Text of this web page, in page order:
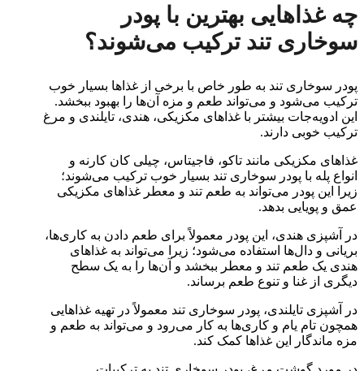
چه غذاهایی بهترین با پودر
سوخاری تند ترکیب می‌شوند؟
پودر سوخاری تند به طور خاص با برخی از غذاها بسیار خوب
ترکیب می‌شود و می‌تواند طعم و مزه آن‌ها را بهبود ببخشد.
این ادویه‌جات بیشتر با غذاهای مکزیکی، هندی، تایلندی و مرغ
ترکیب خوبی دارند.
غذاهای مکزیکی مانند تاکو، فاجیتاس، چیلی کان کارنه و
انواع پله با پودر سوخاری تند بسیار خوب ترکیب می‌شوند؛
زیرا این پودر می‌تواند به طعم تند و معطر غذاهای مکزیکی
عمق و پویایی بدهد.
در آشپزی هندی، این پودر معمولاً برای طعم دادن به کاری‌ها،
بریانی و دال‌ها استفاده می‌شود؛ زیرا می‌تواند به غذاهای
هندی یک طعم تند و معطر ببخشد و آن‌ها را به یک سطح
دیگری از غنا و تنوع طعم برساند.
در آشپزی تایلندی، پودر سوخاری تند معمولاً در تهیه غذاهایی
همچون تام یام و کاری‌ها به کار می‌رود و می‌تواند به طعم و
مزه ماندگار این غذاها کمک کند.